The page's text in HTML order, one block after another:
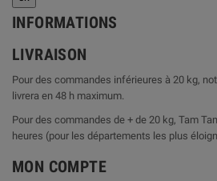
INFORMATIONS
LIVRAISON
Pour des commandes inférieures à 20 kg,
livrera en 48 h maximum.
Pour des commandes de + de 20 kg, Tam
heures (pour les départements les plus
MON COMPTE